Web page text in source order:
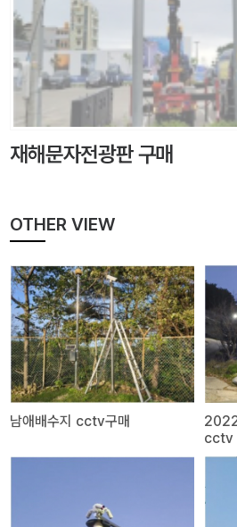
재해문자전광판 구매
OTHER VIEW
남애배수지 cctv구매
cctv